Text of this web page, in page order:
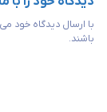
با ارسال دیدگاه خود
باشند.